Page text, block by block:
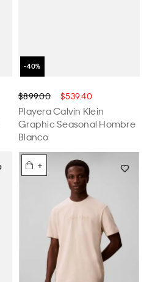
$899.00 $539.40
Playera Calvin Klein
Graphic Seasonal Hombre
Blanco
+